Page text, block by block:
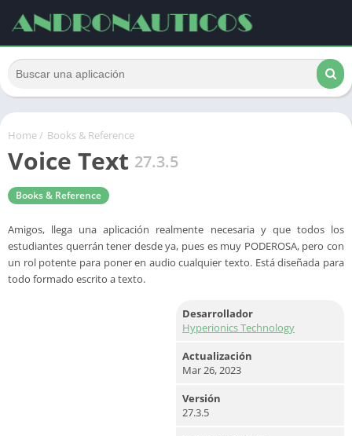
Home/ Books & Reference
Voice Text 27.3.5
Books & Reference
Amigos, llega una aplicación realmente necesaria y que todos los
estudiantes querrán tener desde ya, pues es muy PODEROSA, pero con
un rol potente para poner en audio cualquier texto. Está diseñada para
todo formado escrito a texto.
Desarrollador
Hyperionics Technology
Actualización
Mar 26, 2023
Versión
27.3.5